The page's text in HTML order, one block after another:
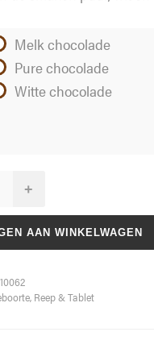
Melk chocolade
Pure chocolade
Witte chocolade
+
AAN WINKELWAGEN
10062
, Reep & Tablet